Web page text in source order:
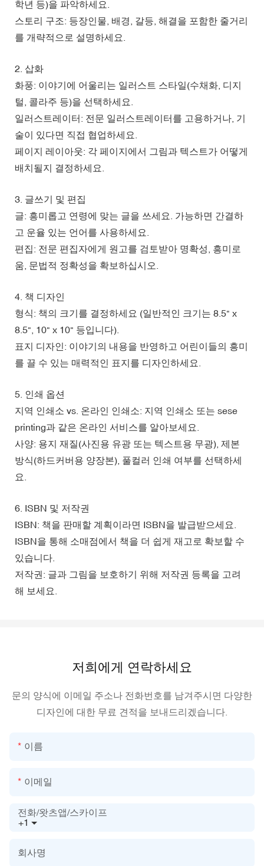
학년 등)을 파악하세요.
스토리 구조: 등장인물, 배경, 갈등, 해결을 포함한 줄거리
를 개략적으로 설명하세요.
2. 삽화
화풍: 이야기에 어울리는 일러스트 스타일(수채화, 디지
털, 콜라주 등)을 선택하세요.
일러스트레이터: 전문 일러스트레이터를 고용하거나, 기
술이 있다면 직접 협업하세요.
페이지 레이아웃: 각 페이지에서 그림과 텍스트가 어떻게
배치될지 결정하세요.
3. 글쓰기 및 편집
글: 흥미롭고 연령에 맞는 글을 쓰세요. 가능하면 간결하
고 운율 있는 언어를 사용하세요.
편집: 전문 편집자에게 원고를 검토받아 명확성, 흥미로
움, 문법적 정확성을 확보하십시오.
4. 책 디자인
형식: 책의 크기를 결정하세요 (일반적인 크기는 8.5" x
8.5", 10" x 10" 등입니다).
표지 디자인: 이야기의 내용을 반영하고 어린이들의 흥미
를 끌 수 있는 매력적인 표지를 디자인하세요.
5. 인쇄 옵션
지역 인쇄소 vs. 온라인 인쇄소: 지역 인쇄소 또는 sese
printing과 같은 온라인 서비스를 알아보세요.
사양: 용지 재질(사진용 유광 또는 텍스트용 무광), 제본
방식(하드커버용 양장본), 풀컬러 인쇄 여부를 선택하세
요.
6. ISBN 및 저작권
ISBN: 책을 판매할 계획이라면 ISBN을 발급받으세요.
ISBN을 통해 소매점에서 책을 더 쉽게 재고로 확보할 수
있습니다.
저작권: 글과 그림을 보호하기 위해 저작권 등록을 고려
해 보세요.
저희에게 연락하세요
문의 양식에 이메일 주소나 전화번호를 남겨주시면 다양한
디자인에 대한 무료 견적을 보내드리겠습니다.
이름
이메일
+1
전화/왓츠앱/스카이프
회사명